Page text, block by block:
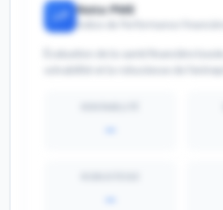
Nota PME
Indice de Performance Financière
--
--